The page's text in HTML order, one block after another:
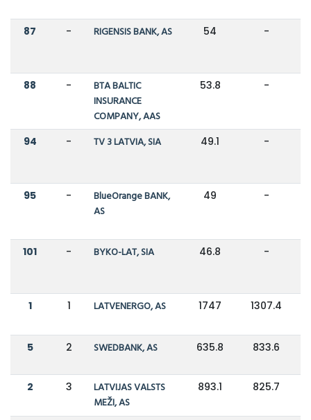
87 - RIGENSIS BANK, AS 54 -
88 -
BTA BALTIC
INSURANCE
COMPANY, AAS
53.8 -
94 - TV 3 LATVIA, SIA 49.1 -
95 -
BlueOrange BANK,
AS
49 -
101 - BYKO-LAT, SIA 46.8 -
1 1 LATVENERGO, AS 1747 1307.4
5 2 SWEDBANK, AS 635.8 833.6
2 3
LATVIJAS VALSTS
MEŽI, AS
893.1 825.7